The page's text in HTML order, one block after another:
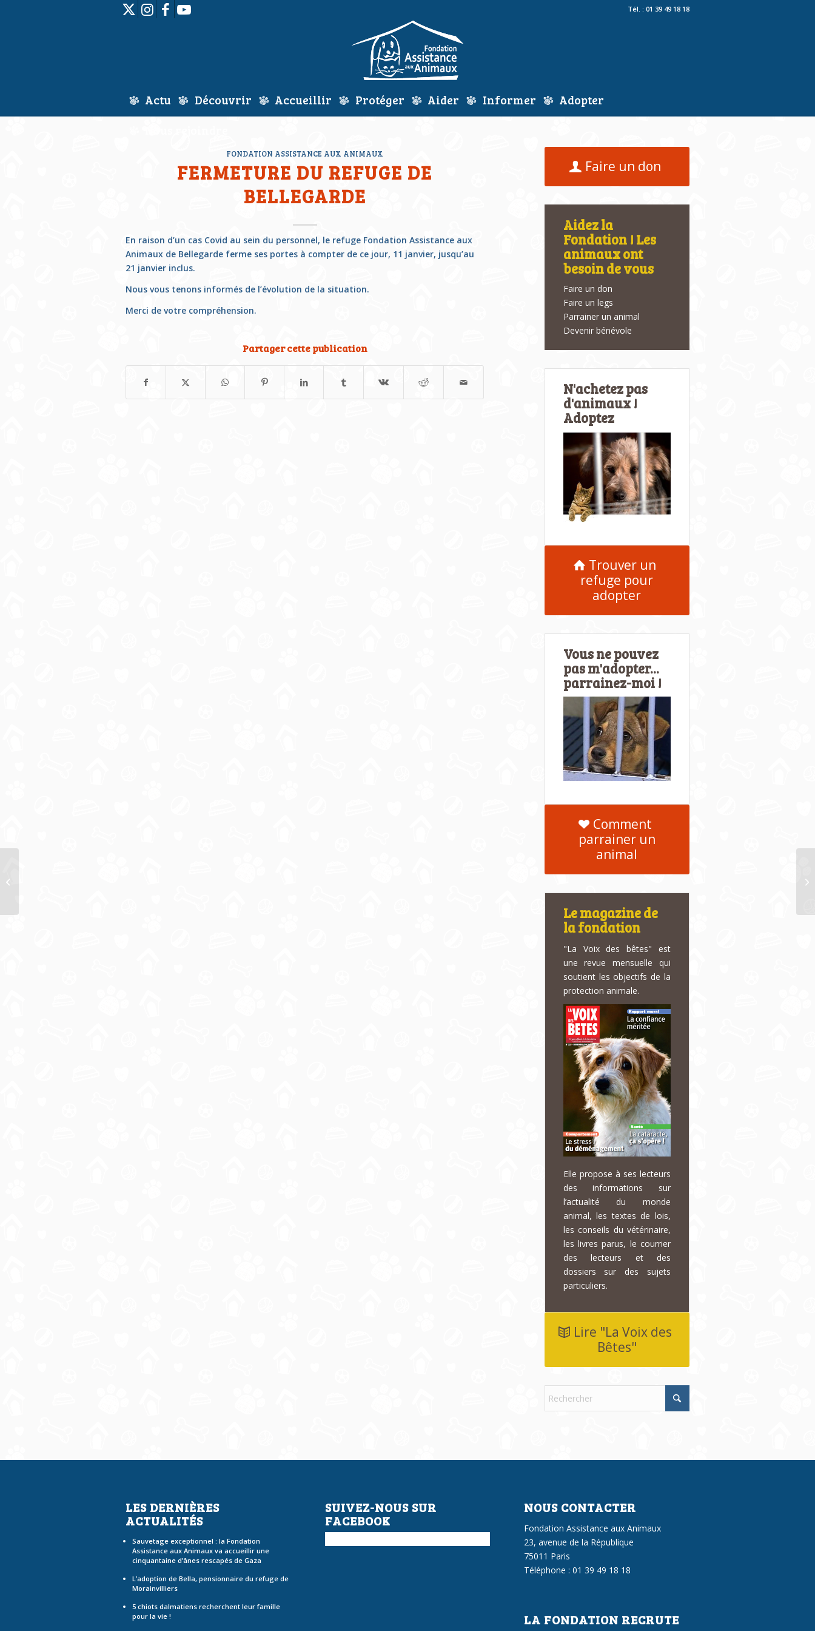
Tél. : 01 39 49 18 18
Actu Découvrir Accueillir Protéger Aider Informer
Adopter
FONDATION ASSISTANCE AUX ANIMAUX
FERMETURE DU REFUGE DE
BELLEGARDE
En raison d’un cas Covid au sein du personnel, le refuge Fondation Assistance aux
Animaux de Bellegarde ferme ses portes à compter de ce jour, 11 janvier, jusqu’au
21 janvier inclus.
Nous vous tenons informés de l’évolution de la situation.
Merci de votre compréhension.
Partager cette publication
Faire un don
Aidez la
Fondation ! Les
animaux ont
besoin de vous
Faire un don
Faire un legs
Parrainer un animal
Devenir bénévole
N'achetez pas
d'animaux !
Adoptez
Trouver un
refuge pour
adopter
Vous ne pouvez
pas m'adopter...
parrainez-moi !
Comment
parrainer un
animal
Le magazine de
la fondation
"La Voix des bêtes" est
une revue mensuelle qui
soutient les objectifs de la
protection animale.
Elle propose à ses lecteurs
des informations sur
l’actualité du monde
animal, les textes de lois,
les conseils du vétérinaire,
les livres parus, le courrier
des lecteurs et des
dossiers sur des sujets
particuliers.
Lire "La Voix des
Bêtes"
LES DERNIÈRES
ACTUALITÉS
Sauvetage exceptionnel : la Fondation
Assistance aux Animaux va accueillir une
cinquantaine d’ânes rescapés de Gaza
L’adoption de Bella, pensionnaire du refuge de
Morainvilliers
5 chiots dalmatiens recherchent leur famille
pour la vie !
SUIVEZ-NOUS SUR
FACEBOOK
NOUS CONTACTER
Fondation Assistance aux Animaux
23, avenue de la République
75011 Paris
Téléphone : 01 39 49 18 18
LA FONDATION RECRUTE